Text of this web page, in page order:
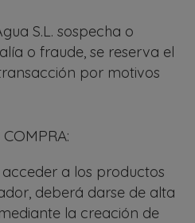
S.L. sospecha o
o fraude, se reserva el
por motivos
a los productos
deberá darse de alta
la creación de